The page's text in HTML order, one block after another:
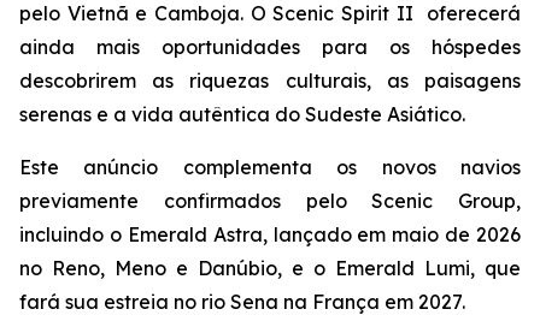
pelo Vietnã e Camboja. O Scenic Spirit II oferecerá
ainda mais oportunidades para os hóspedes
descobrirem as riquezas culturais, as paisagens
serenas e a vida autêntica do Sudeste Asiático.
Este anúncio complementa os novos navios
previamente confirmados pelo Scenic Group,
incluindo o Emerald Astra, lançado em maio de 2026
no Reno, Meno e Danúbio, e o Emerald Lumi, que
fará sua estreia no rio Sena na França em 2027.